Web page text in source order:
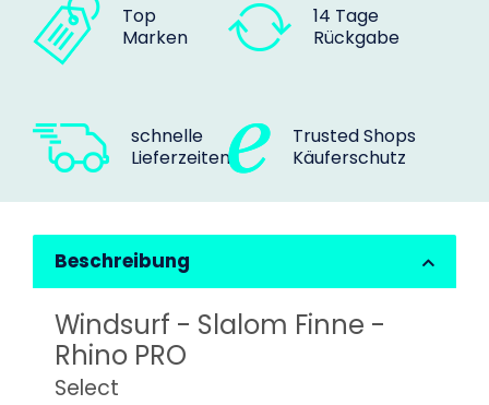
Top
Marken
14 Tage
Rückgabe
schnelle
Lieferzeiten
Trusted Shops
Käuferschutz
Beschreibung
Windsurf - Slalom Finne -
Rhino PRO
Select